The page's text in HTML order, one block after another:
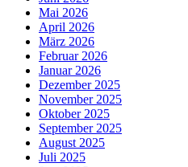
Mai 2026
April 2026
März 2026
Februar 2026
Januar 2026
Dezember 2025
November 2025
Oktober 2025
September 2025
August 2025
Juli 2025